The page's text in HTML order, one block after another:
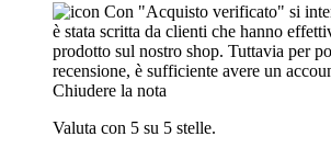
Con "Acquisto verificato" si
è stata scritta da clienti che hanno
prodotto sul nostro shop. Tuttavia per
recensione, è sufficiente avere un
Chiudere la nota
Valuta con 5 su 5 stelle.